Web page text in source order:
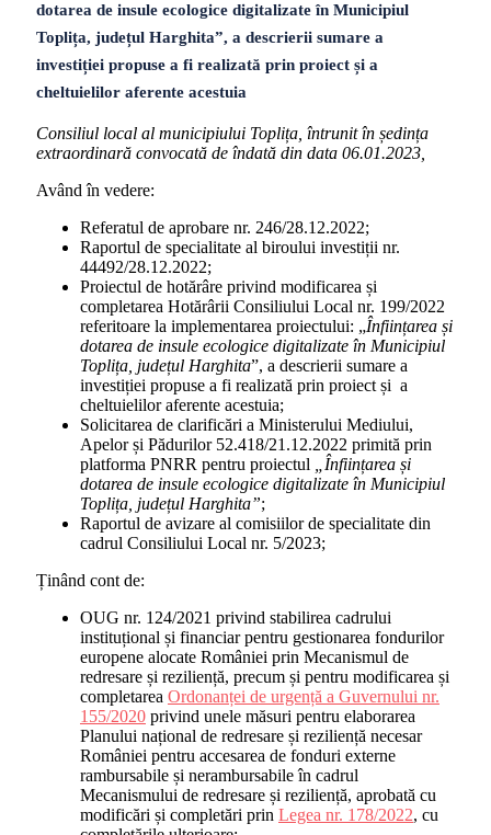
dotarea de insule ecologice digitalizate în Municipiul
Toplița, județul Harghita”, a descrierii sumare a
investiției propuse a fi realizată prin proiect și a
cheltuielilor aferente acestuia
Consiliul local al municipiului Toplița, întrunit în ședința
extraordinară convocată de îndată din data 06.01.2023,
Având în vedere:
Referatul de aprobare nr. 246/28.12.2022;
Raportul de specialitate al biroului investiții nr.
44492/28.12.2022;
Proiectul de hotărâre privind modificarea și
completarea Hotărârii Consiliului Local nr. 199/2022
referitoare la implementarea proiectului: „Înființarea și
dotarea de insule ecologice digitalizate în Municipiul
Toplița, județul Harghita”, a descrierii sumare a
investiției propuse a fi realizată prin proiect și a
cheltuielilor aferente acestuia;
Solicitarea de clarificări a Ministerului Mediului,
Apelor și Pădurilor 52.418/21.12.2022 primită prin
platforma PNRR pentru proiectul „Înființarea și
dotarea de insule ecologice digitalizate în Municipiul
Toplița, județul Harghita”;
Raportul de avizare al comisiilor de specialitate din
cadrul Consiliului Local nr. 5/2023;
Ținând cont de:
OUG nr. 124/2021 privind stabilirea cadrului
instituțional și financiar pentru gestionarea fondurilor
europene alocate României prin Mecanismul de
redresare și reziliență, precum și pentru modificarea și
completarea Ordonanței de urgență a Guvernului nr.
155/2020 privind unele măsuri pentru elaborarea
Planului național de redresare și reziliență necesar
României pentru accesarea de fonduri externe
rambursabile și nerambursabile în cadrul
Mecanismului de redresare și reziliență, aprobată cu
modificări și completări prin Legea nr. 178/2022, cu